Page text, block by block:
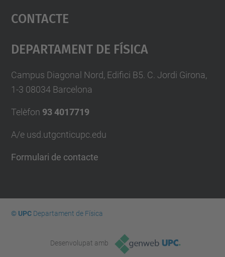
powered by
Contacte
Departament De Física
Campus Diagonal Nord, Edifici B5. C. Jordi Girona,
1-3 08034 Barcelona
Telèfon 93 4017719
A/e usd.utgcnticupc.edu
Formulari de contacte
© UPCDepartament de Física
Desenvolupat amb